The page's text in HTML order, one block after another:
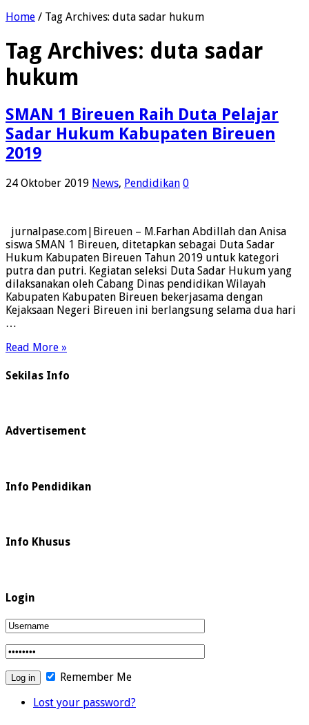
Home / Tag Archives: duta sadar hukum
Tag Archives: duta sadar
hukum
SMAN 1 Bireuen Raih Duta Pelajar
Sadar Hukum Kabupaten Bireuen
2019
24 Oktober 2019 News, Pendidikan 0
jurnalpase.com|Bireuen – M.Farhan Abdillah dan Anisa
siswa SMAN 1 Bireuen, ditetapkan sebagai Duta Sadar
Hukum Kabupaten Bireuen Tahun 2019 untuk kategori
putra dan putri. Kegiatan seleksi Duta Sadar Hukum yang
dilaksanakan oleh Cabang Dinas pendidikan Wilayah
Kabupaten Kabupaten Bireuen bekerjasama dengan
Kejaksaan Negeri Bireuen ini berlangsung selama dua hari
…
Read More »
Sekilas Info
Advertisement
Info Pendidikan
Info Khusus
Login
Remember Me
Lost your password?